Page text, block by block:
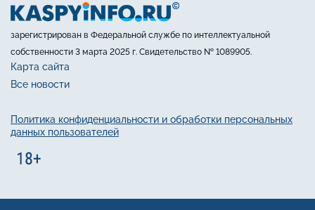
зарегистрирован в Федеральной службе по интеллектуальной
собственности 3 марта 2025 г. Свидетельство № 1089905.
Карта сайта
Все новости
Политика конфиденциальности и обработки персональных
данных пользователей